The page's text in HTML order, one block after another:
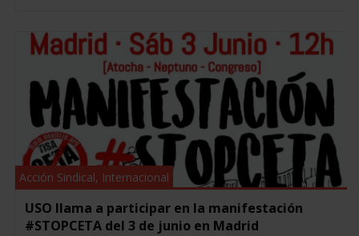
Acción Sindical, Internacional
USO llama a participar en la manifestación
#STOPCETA del 3 de junio en Madrid